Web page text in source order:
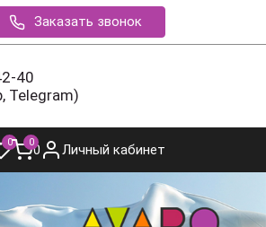
Заказать звонок
40
Telegram)
0 00 Личный кабинет